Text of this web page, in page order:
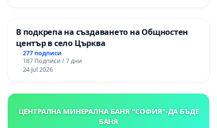
В подкрепа на създаването на Общностен
център в село Църква
277 подписи
187 Подписи / 7 дни
24 Jul 2026
ЦЕНТРАЛНА МИНЕРАЛНА БАНЯ "СОФИЯ"-ДА БЪДЕ
БАНЯ